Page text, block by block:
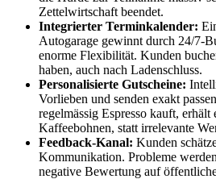
Zettelwirtschaft beendet.
Integrierter Terminkalender:
Autogarage gewinnt durch 24/7-
enorme Flexibilität. Kunden
haben, auch nach Ladenschluss.
Personalisierte Gutscheine:
Vorlieben und senden exakt
regelmässig Espresso kauft, erhält
Kaffeebohnen, statt irrelevante
Feedback-Kanal: Kunden
Kommunikation. Probleme
negative Bewertung auf